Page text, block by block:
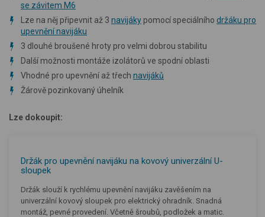
se závitem M6
Lze na něj připevnit až 3 navijáky pomocí speciálního držáku pro
upevnění navijáku
3 dlouhé broušené hroty pro velmi dobrou stabilitu
Další možnosti montáže izolátorů ve spodní oblasti
Vhodné pro upevnění až třech navijáků
Žárově pozinkovaný úhelník
Lze dokoupit:
Držák pro upevnění navijáku na kovový univerzální U-
sloupek
Držák slouží k rychlému upevnění navijáku zavěšením na
univerzální kovový sloupek pro elektrický ohradník. Snadná
montáž, pevné provedení. Včetně šroubů, podložek a matic.